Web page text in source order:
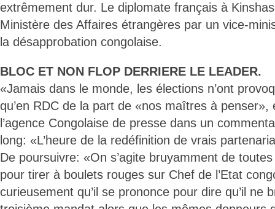
extrêmement dur. Le diplomate français à
Ministère des Affaires étrangères par un vice-
la désapprobation congolaise.
BLOC ET NON FLOP DERRIERE LE LEADER.
«Jamais dans le monde, les élections n’ont
qu’en RDC de la part de «nos maîtres à penser»,
l’agence Congolaise de presse dans un
long: «L’heure de la redéfinition de vrais
De poursuivre: «On s’agite bruyamment de
pour tirer à boulets rouges sur Chef de l’Etat
curieusement qu’il se prononce pour dire qu’il ne